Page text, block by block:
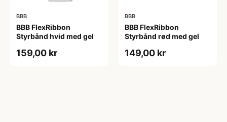
BBB
BBB FlexRibbon
Styrbånd hvid med gel
159,00 kr
BBB
BBB FlexRibbon
Styrbånd rød med gel
149,00 kr